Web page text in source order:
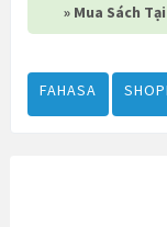
» Mua Sách
FAHASA